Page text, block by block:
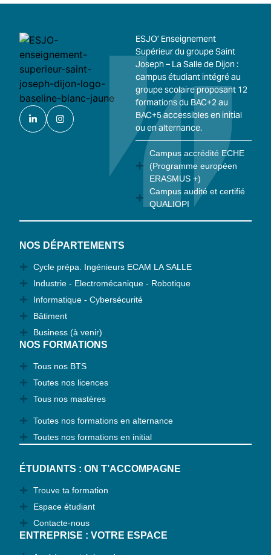
ESJO’ Enseignement
Supérieur du groupe Saint
Joseph – La Salle de Dijon :
campus étudiant intégré au
groupe scolaire proposant 12
formations du BAC+2 au
BAC+5 accessibles en initial
ou en alternance.
Campus accrédité ECHE
(Programme européen
ERASMUS +)
Campus audité et certifié
QUALIOPI
NOS DÉPARTEMENTS
Cycle prépa. Ingénieurs ECAM LA SALLE
Industrie - Electromécanique - Robotique
Informatique - Cybersécurité
Bâtiment
Business (à venir)
NOS FORMATIONS
Tous nos BTS
Toutes nos licences
Tous nos mastères
Toutes nos formations en alternance
Toutes nos formations en initial
ÉTUDIANTS : ON T’ACCOMPAGNE
Trouve ta formation
Espace étudiant
Contacte-nous
ENTREPRISE : VOTRE ESPACE